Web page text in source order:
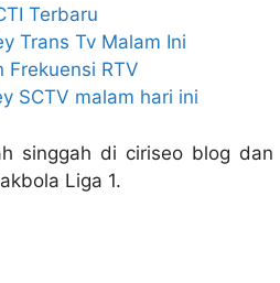
Terbaru
Trans Tv Malam Ini
Frekuensi RTV
SCTV malam hari ini
singgah di ciriseo blog
Liga 1.